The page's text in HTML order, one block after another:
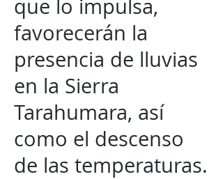
que lo impulsa,
favorecerán la
presencia de lluvias
en la Sierra
Tarahumara, así
como el descenso
de las temperaturas.